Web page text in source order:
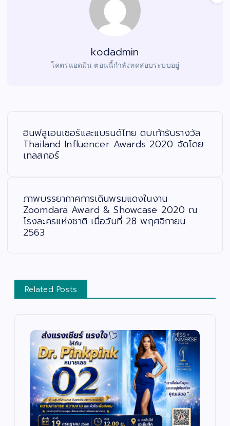
kodadmin
โคตรแอดมิน ตอนนี้กำลังทดสอบระบบอยู่
อินฟลูเอนเซอร์และแบรนด์ไทย ตบเท้ารับรางวัล
Thailand Influencer Awards 2020 จัดโดย
เทลสกอร์
ภาพบรรยากาศการเดินพรมแดงในงาน
Zoomdara Award & Showcase 2020 ณ
โรงละครแห่งชาติ เมื่อวันที่ 28 พฤศจิกายน
2563
Related Posts